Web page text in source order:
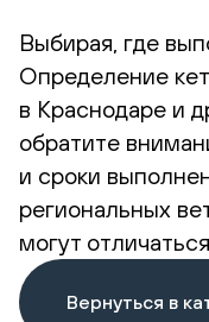
Выбирая, где
Определение
в Краснодаре и
обратите
и сроки
региональных
могут
Вернуться в